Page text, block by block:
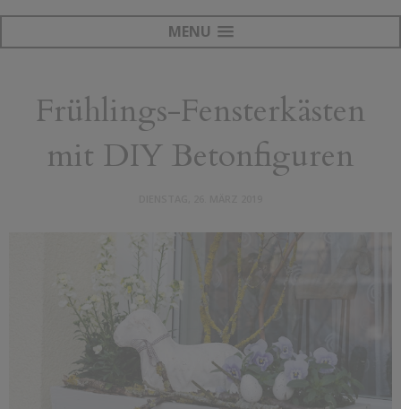
MENU
Frühlings-Fensterkästen
mit DIY Betonfiguren